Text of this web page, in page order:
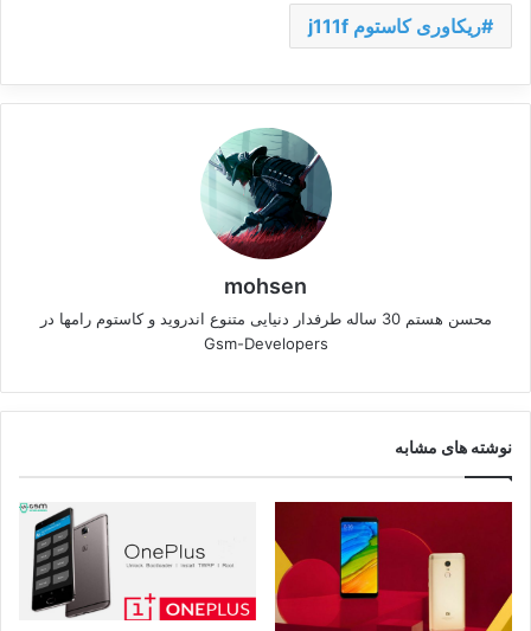
ریکاوری کاستوم j111f
mohsen
محسن هستم 30 ساله طرفدار دنیایی متنوع اندروید و کاستوم رامها در
Gsm-Developers
نوشته های مشابه